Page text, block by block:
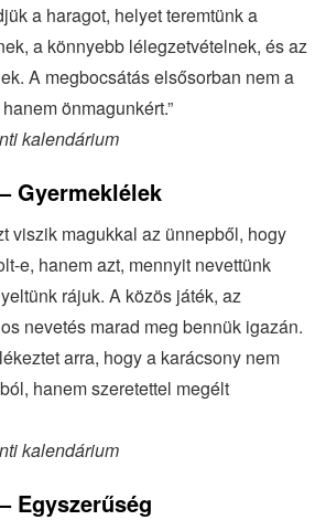
a haragot, helyet teremtünk a
a könnyebb lélegzetvételnek, és az
A megbocsátás elsősorban nem a
önmagunkért.”
kalendárium
Gyermeklélek
viszik magukkal az ünnepből, hogy
e, hanem azt, mennyit nevettünk
rájuk. A közös játék, az
nevetés marad meg bennük igazán.
arra, hogy a karácsony nem
hanem szeretettel megélt
kalendárium
Egyszerűség